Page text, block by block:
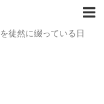
徒然に綴っている日